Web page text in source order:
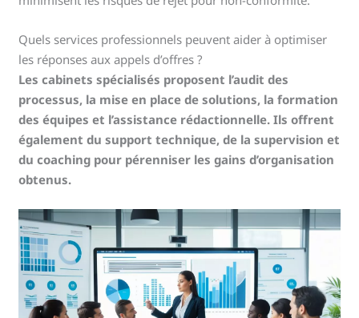
Quels services professionnels peuvent aider à optimiser
les réponses aux appels d’offres ?
Les cabinets spécialisés proposent l’audit des
processus, la mise en place de solutions, la formation
des équipes et l’assistance rédactionnelle. Ils offrent
également du support technique, de la supervision et
du coaching pour pérenniser les gains d’organisation
obtenus.